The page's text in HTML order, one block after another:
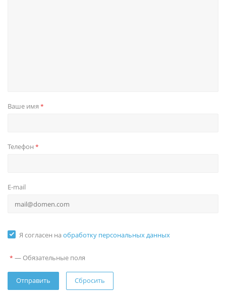
Ваше имя *
Телефон *
E-mail
Я согласен на обработку персональных данных
* — Обязательные поля
Сбросить